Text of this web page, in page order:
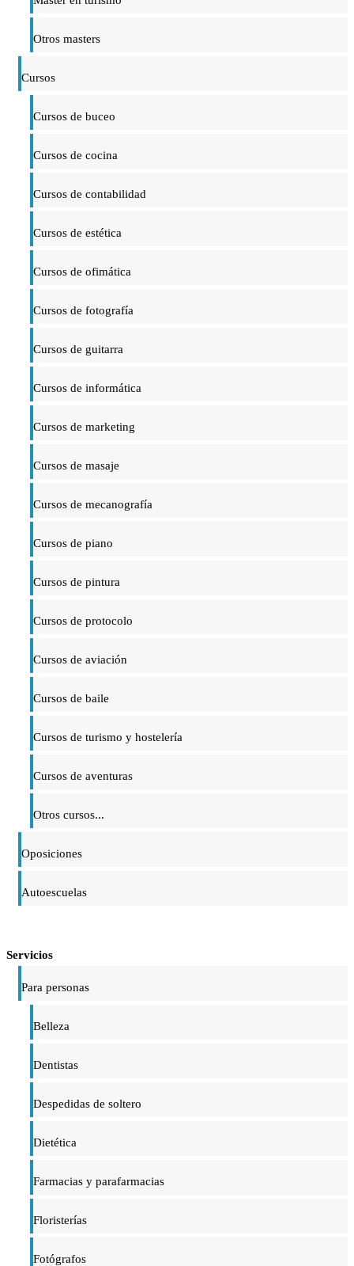
Otros masters
Cursos
Cursos de buceo
Cursos de cocina
Cursos de contabilidad
Cursos de estética
Cursos de ofimática
Cursos de fotografía
Cursos de guitarra
Cursos de informática
Cursos de marketing
Cursos de masaje
Cursos de mecanografía
Cursos de piano
Cursos de pintura
Cursos de protocolo
Cursos de aviación
Cursos de baile
Cursos de turismo y hostelería
Cursos de aventuras
Otros cursos...
Oposiciones
Autoescuelas
Servicios
Para personas
Belleza
Dentistas
Despedidas de soltero
Dietética
Farmacias y parafarmacias
Floristerías
Fotógrafos